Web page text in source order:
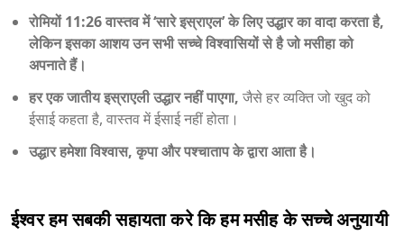
रोमियों 11:26 वास्तव में ‘सारे इस्राएल’ के लिए उद्धार का वादा करता है,
लेकिन इसका आशय उन सभी सच्चे विश्वासियों से है जो मसीहा को
अपनाते हैं।
हर एक जातीय इस्राएली उद्धार नहीं पाएगा, जैसे हर व्यक्ति जो खुद को
ईसाई कहता है, वास्तव में ईसाई नहीं होता।
उद्धार हमेशा विश्वास, कृपा और पश्चाताप के द्वारा आता है।
ईश्वर हम सबकी सहायता करे कि हम मसीह के सच्चे अनुयायी